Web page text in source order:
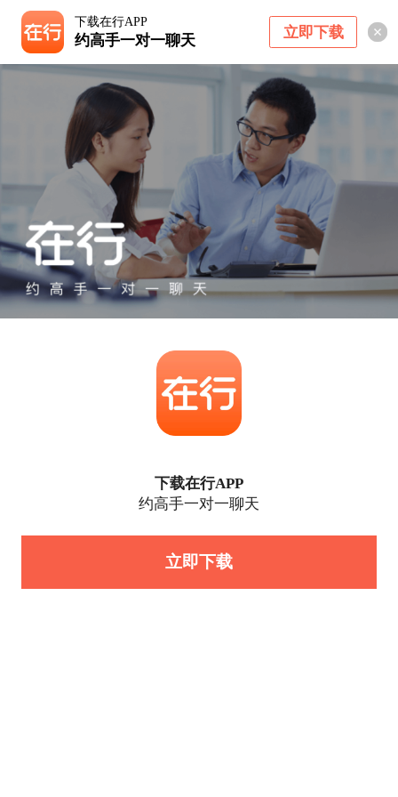
下载在行APP
约高手一对一聊天 立即下载
下载在行APP
约高手一对一聊天
立即下载